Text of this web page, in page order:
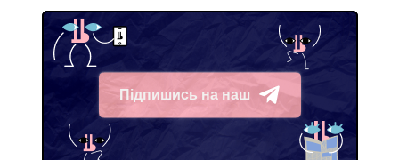
Підпишись на наш
Telegram